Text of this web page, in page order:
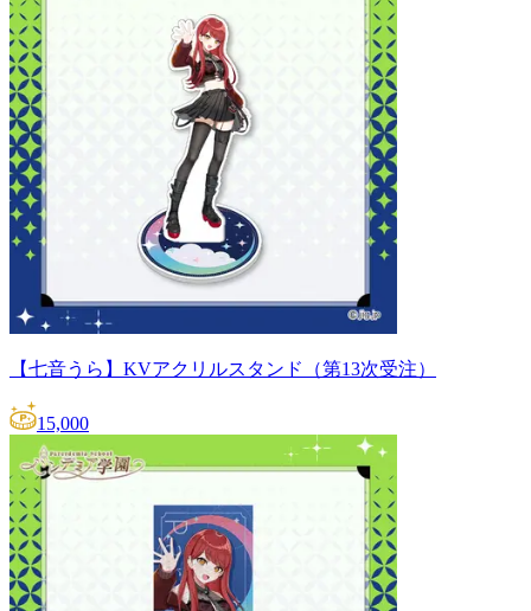
【七音うら】KVアクリルスタンド（第13次受注）
15,000